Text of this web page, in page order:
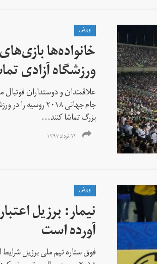
ورزش
خانواده‌ها
ورزشگاه آزادی
علاقمندان و دوستداران فوتبال
جام جهانی ۲۰۱۸
بزرگ تماشا کنند...
۲۲ خرداد ۱۳۹۷
ورزش
نیمار: برزیل
آورده است
فوق ستاره تیم ملی برزیل